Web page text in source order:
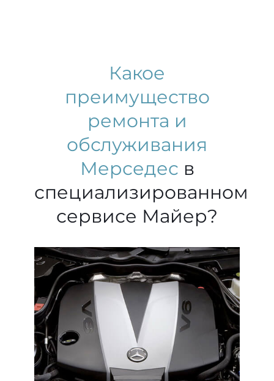
Какое
преимущество
ремонта и
обслуживания
Мерседес в
специализированном
сервисе Майер?